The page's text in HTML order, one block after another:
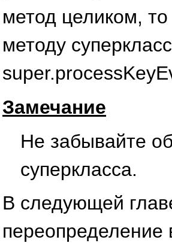
метод целиком, то
методу
Замечание
He забывайте
суперкласса.
В следующей
переопределение